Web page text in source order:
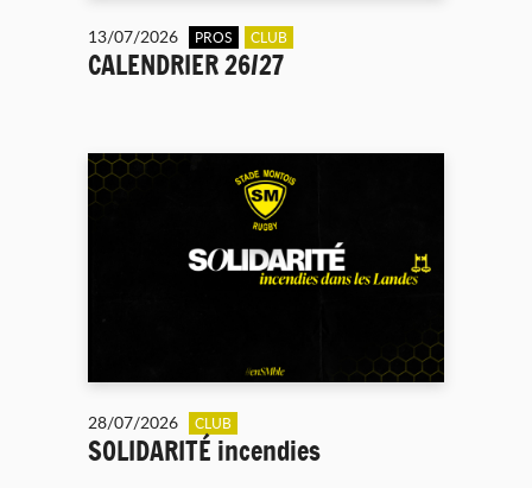
13/07/2026 PROS CLUB
CALENDRIER 26/27
28/07/2026 CLUB
SOLIDARITÉ incendies